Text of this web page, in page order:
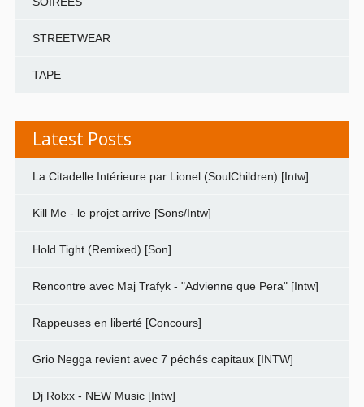
STREETWEAR
TAPE
Latest Posts
La Citadelle Intérieure par Lionel (SoulChildren) [Intw]
Kill Me - le projet arrive [Sons/Intw]
Hold Tight (Remixed) [Son]
Rencontre avec Maj Trafyk - "Advienne que Pera" [Intw]
Rappeuses en liberté [Concours]
Grio Negga revient avec 7 péchés capitaux [INTW]
Dj Rolxx - NEW Music [Intw]